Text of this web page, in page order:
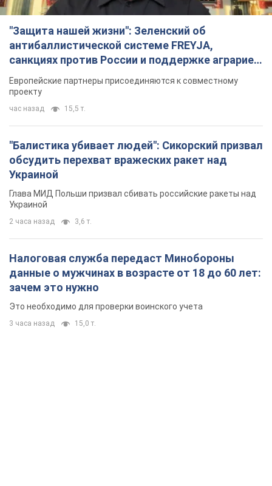
"Защита нашей жизни": Зеленский об
антибаллистической системе FREYJA,
санкциях против России и поддержке аграриев.
Видео
Европейские партнеры присоединяются к совместному
проекту
час назад 15,5 т.
"Балистика убивает людей": Сикорский призвал
обсудить перехват вражеских ракет над
Украиной
Глава МИД Польши призвал сбивать российские ракеты над
Украиной
2 часа назад 3,6 т.
Налоговая служба передаст Минобороны
данные о мужчинах в возрасте от 18 до 60 лет:
зачем это нужно
Это необходимо для проверки воинского учета
3 часа назад 15,0 т.